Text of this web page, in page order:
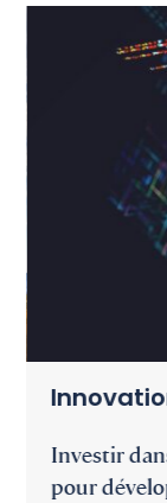
Investir
pour